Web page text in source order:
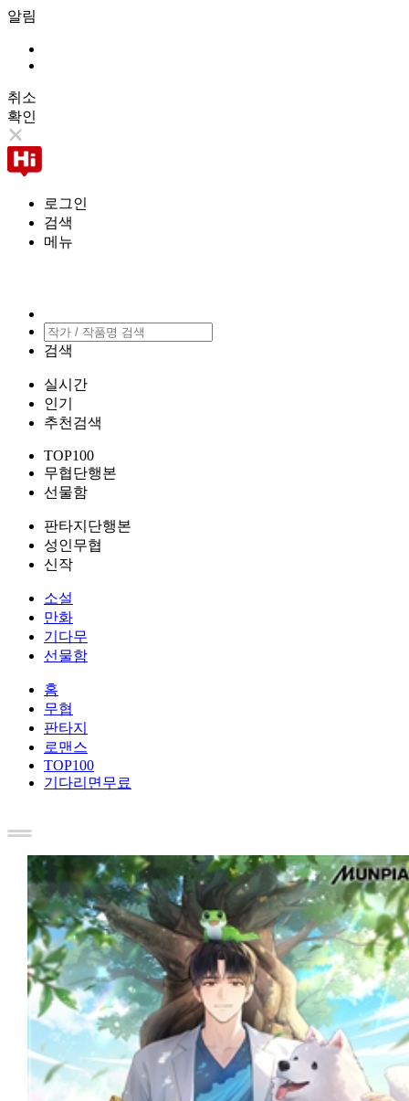
알림
취소
확인
로그인
검색
메뉴
검색
실시간
인기
추천검색
TOP100
무협단행본
선물함
판타지단행본
성인무협
신작
소설
만화
기다무
선물함
홈
무협
판타지
로맨스
TOP100
기다리면무료